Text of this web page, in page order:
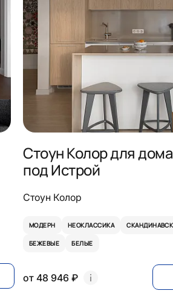
Стоун Колор для
под Истрой
Стоун Колор
МОДЕРН НЕОКЛАССИКА
БЕЖЕВЫЕ БЕЛЫЕ
от 48 946 ₽